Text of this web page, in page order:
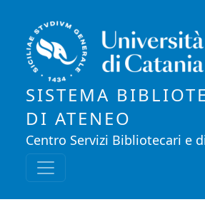
SISTEMA
DI ATENEO
Centro Servizi Bibliotecari e